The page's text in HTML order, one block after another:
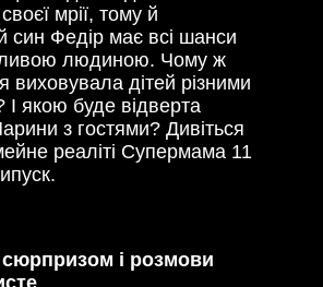
мрії, тому й
син Федір має всі шанси
людиною. Чому ж
виховувала дітей різними
І якою буде відверта
з гостями? Дивіться
реаліті Супермама 11
сюрпризом і розмови